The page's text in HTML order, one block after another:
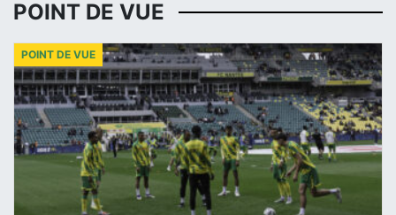
POINT DE VUE
POINT DE VUE